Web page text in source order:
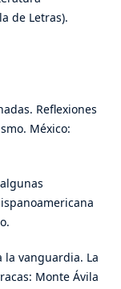
de Letras).
Reflexiones
México:
la vanguardia. La
Monte Ávila